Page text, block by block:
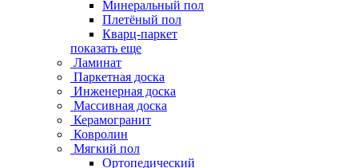
Минеральный пол
Плетёный пол
Кварц-паркет
показать еще
Ламинат
Паркетная доска
Инженерная доска
Массивная доска
Керамогранит
Ковролин
Мягкий пол
Ортопедический